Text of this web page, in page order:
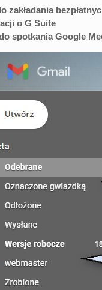
zakładania
o G Suite
spotkania Google